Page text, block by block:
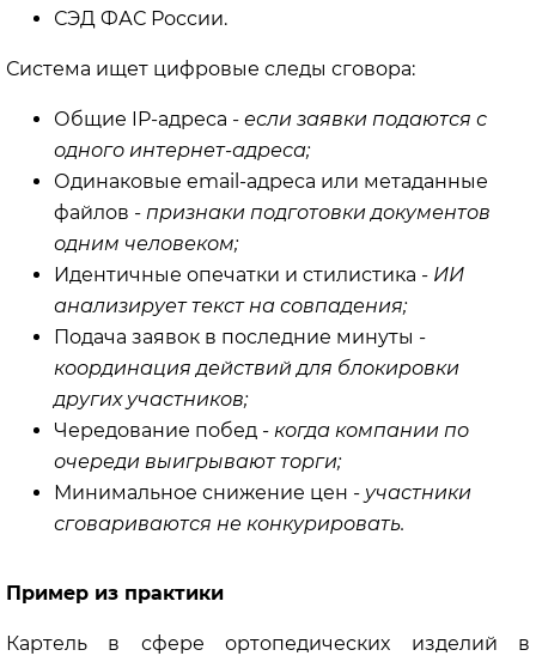
СЭД ФАС России.
Система ищет цифровые следы сговора:
Общие IP-адреса - если заявки подаются с
одного интернет-адреса;
Одинаковые email-адреса или метаданные
файлов - признаки подготовки документов
одним человеком;
Идентичные опечатки и стилистика - ИИ
анализирует текст на совпадения;
Подача заявок в последние минуты -
координация действий для блокировки
других участников;
Чередование побед - когда компании по
очереди выигрывают торги;
Минимальное снижение цен - участники
сговариваются не конкурировать.
Пример из практики
Картель в сфере ортопедических изделий в